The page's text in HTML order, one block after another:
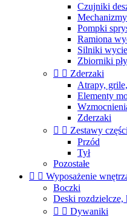
Czujniki
Pompki
Ramiona
Silniki
Zbiorniki
  Zderzaki
Atrapy,
Elementy
Zderzaki
  Zestawy
Przód
Tył
Pozostałe
  Wyposażenie
Boczki
Deski rozdzielcze,
  Dywaniki